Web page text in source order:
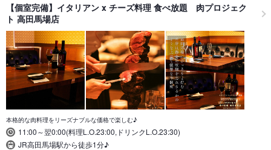
【個室完備】イタリアン x チーズ料理 食べ放題 肉プロジェク
ト 高田馬場店
本格的な肉料理をリーズナブルな価格で楽しむ♪
11:00～翌0:00(料理L.O.23:00,ドリンクL.O.23:30)
JR高田馬場駅から徒歩1分♪